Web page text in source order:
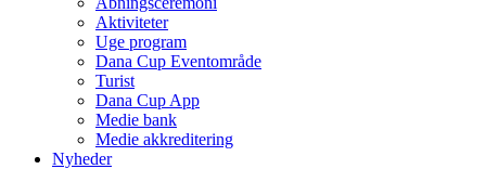
Aktiviteter
Uge program
Dana Cup Eventområde
Turist
Dana Cup App
Medie bank
Medie akkreditering
Nyheder